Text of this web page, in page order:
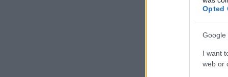
Opted
Google
I want
web or